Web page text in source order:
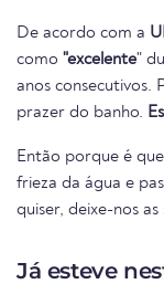
De acordo com a
como "excelente"
anos consecutivos.
prazer do banho.
Então porque é
frieza da água e
quiser, deixe-nos as
Já esteve